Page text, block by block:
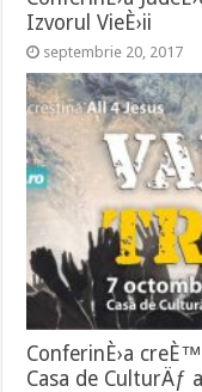
Izvorul VieÈ›ii
septembrie 20, 2017
ConferinÈ›a
Casa de CulturÄƒ